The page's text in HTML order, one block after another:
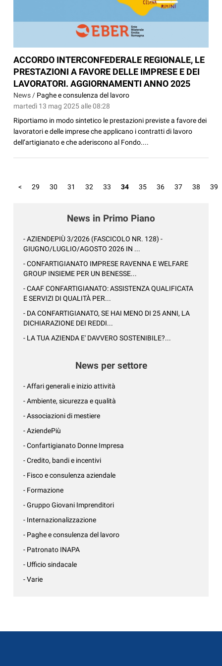
ACCORDO INTERCONFEDERALE REGIONALE, LE
PRESTAZIONI A FAVORE DELLE IMPRESE E DEI
LAVORATORI. AGGIORNAMENTI ANNO 2025
News / Paghe e consulenza del lavoro
martedì 13 mag 2025 alle 08:28
Riportiamo in modo sintetico le prestazioni previste a favore dei
lavoratori e delle imprese che applicano i contratti di lavoro
dell’artigianato e che aderiscono al Fondo....
< 29 30 31 32 33 34 35 36 37 38 39
News in Primo Piano
- AZIENDEPIÙ 3/2026 (FASCICOLO NR. 128) -
GIUGNO/LUGLIO/AGOSTO 2026 IN ...
- CONFARTIGIANATO IMPRESE RAVENNA E WELFARE
GROUP INSIEME PER UN BENESSE...
- CAAF CONFARTIGIANATO: ASSISTENZA QUALIFICATA
E SERVIZI DI QUALITÀ PER...
- DA CONFARTIGIANATO, SE HAI MENO DI 25 ANNI, LA
DICHIARAZIONE DEI REDDI...
- LA TUA AZIENDA E' DAVVERO SOSTENIBILE?...
News per settore
- Affari generali e inizio attività
- Ambiente, sicurezza e qualità
- Associazioni di mestiere
- AziendePiù
- Confartigianato Donne Impresa
- Credito, bandi e incentivi
- Fisco e consulenza aziendale
- Formazione
- Gruppo Giovani Imprenditori
- Internazionalizzazione
- Paghe e consulenza del lavoro
- Patronato INAPA
- Ufficio sindacale
- Varie